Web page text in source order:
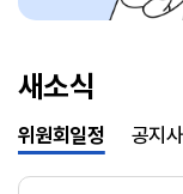
새소식
위원회일정 공지